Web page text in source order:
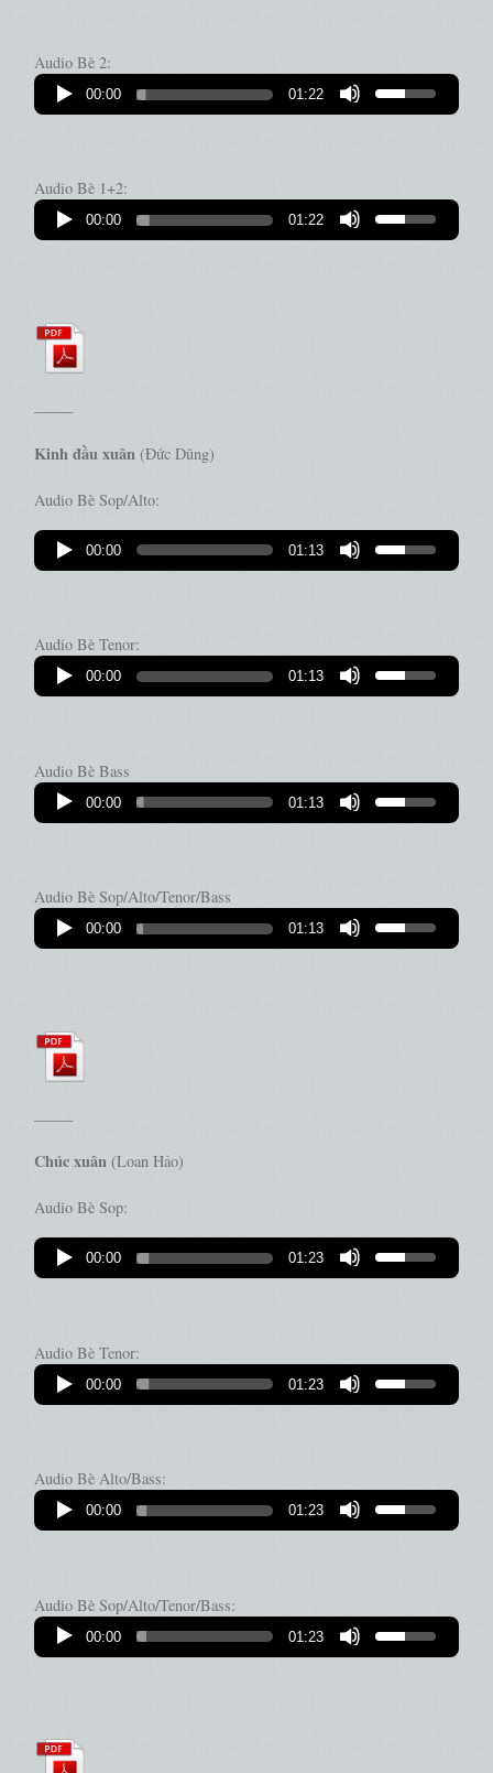
Audio Bè 2:
00:00 01:22
Audio Bè 1+2:
00:00 01:22
——–
Kinh đầu xuân(Đức Dũng)
Audio Bè Sop/Alto:
00:00 01:13
Audio Bè Tenor:
00:00 01:13
Audio Bè Bass
00:00 01:13
Audio Bè Sop/Alto/Tenor/Bass
00:00 01:13
——–
Chúc xuân(Loan Hảo)
Audio Bè Sop:
00:00 01:23
Audio Bè Tenor:
00:00 01:23
Audio Bè Alto/Bass:
00:00 01:23
Audio Bè Sop/Alto/Tenor/Bass:
00:00 01:23